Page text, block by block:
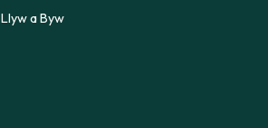
Llyw a Byw